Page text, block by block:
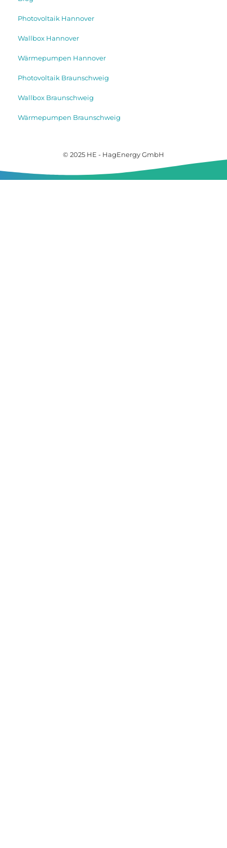
Photovoltaik Hannover
Wallbox Hannover
Wärmepumpen Hannover
Photovoltaik Braunschweig
Wallbox Braunschweig
Wärmepumpen Braunschweig
© 2025 HE - HagEnergy GmbH